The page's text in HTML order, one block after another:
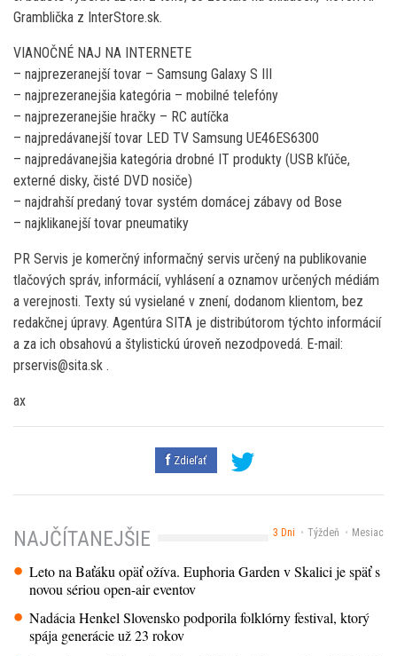
Gramblička z InterStore.sk.
VIANOČNÉ NAJ NA INTERNETE
– najprezeranejší tovar – Samsung Galaxy S III
– najprezeranejšia kategória – mobilné telefóny
– najprezeranejšie hračky – RC autíčka
– najpredávanejší tovar LED TV Samsung UE46ES6300
– najpredávanejšia kategória drobné IT produkty (USB kľúče,
externé disky, čisté DVD nosiče)
– najdrahší predaný tovar systém domácej zábavy od Bose
– najklikanejší tovar pneumatiky
PR Servis je komerčný informačný servis určený na publikovanie
tlačových správ, informácií, vyhlásení a oznamov určených médiám
a verejnosti. Texty sú vysielané v znení, dodanom klientom, bez
redakčnej úpravy. Agentúra SITA je distribútorom týchto informácií
a za ich obsahovú a štylistickú úroveň nezodpovedá. E-mail:
prservis@sita.sk .
ax
Zdieľať
3 Dni Týždeň Mesiac
NAJČÍTANEJŠIE
Leto na Baťáku opäť ožíva. Euphoria Garden v Skalici je späť s
novou sériou open-air eventov
Nadácia Henkel Slovensko podporila folklórny festival, ktorý
spája generácie už 23 rokov